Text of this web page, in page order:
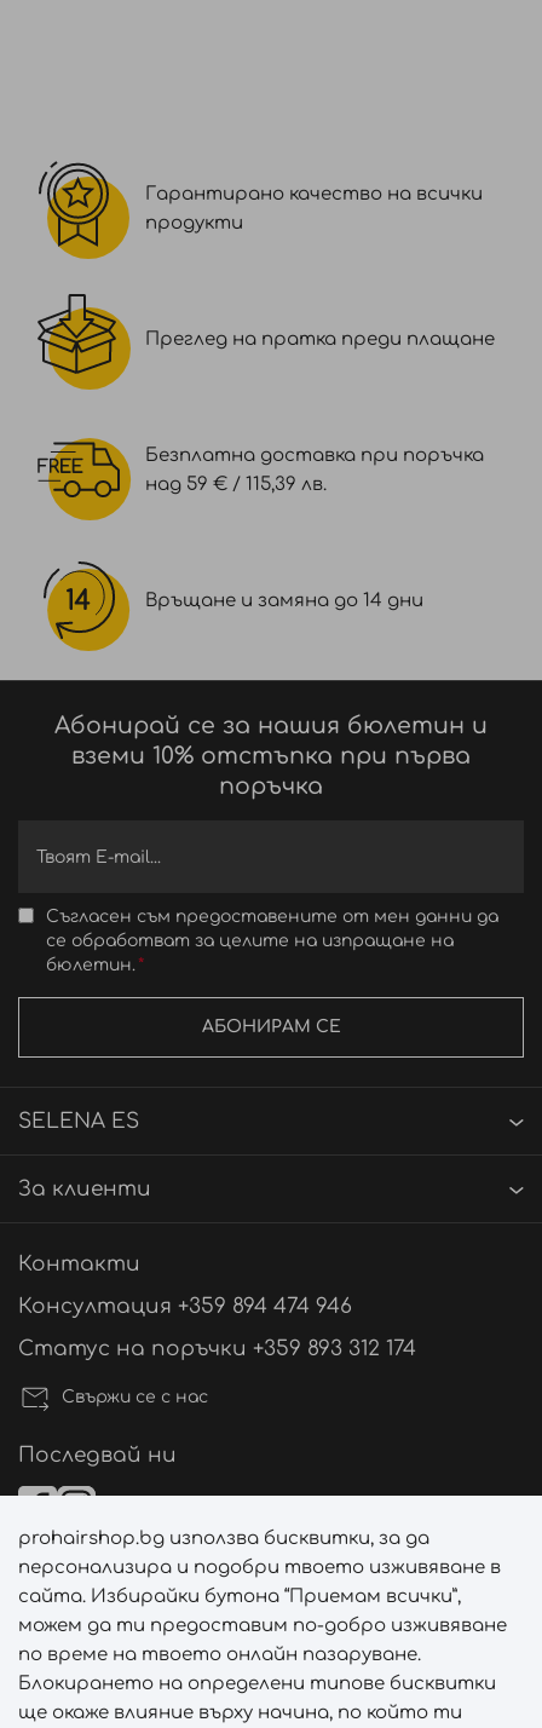
Гарантирано качество на всички
продукти
Преглед на пратка преди плащане
Безплатна доставка при поръчка
над 59 € / 115,39 лв.
Връщане и замяна до 14 дни
Абонирай се за нашия бюлетин и
вземи 10% отстъпка при първа
поръчка
Съгласен съм предоставените от мен данни да
се обработват за целите на изпращане на
бюлетин.
АБОНИРАМ СЕ
SELENA ES
За клиенти
Контакти
Консултация +359 894 474 946
Статус на поръчки +359 893 312 174
Свържи се с нас
Последвай ни
Начини на плащане
Начини на доставка
prohairshop.bg използва бисквитки, за да
персонализира и подобри твоето изживяване в
сайта. Избирайки бутона “Приемам всички”,
можем да ти предоставим по-добро изживяване
по време на твоето онлайн пазаруване.
Блокирането на определени типове бисквитки
ще окаже влияние върху начина, по който ти